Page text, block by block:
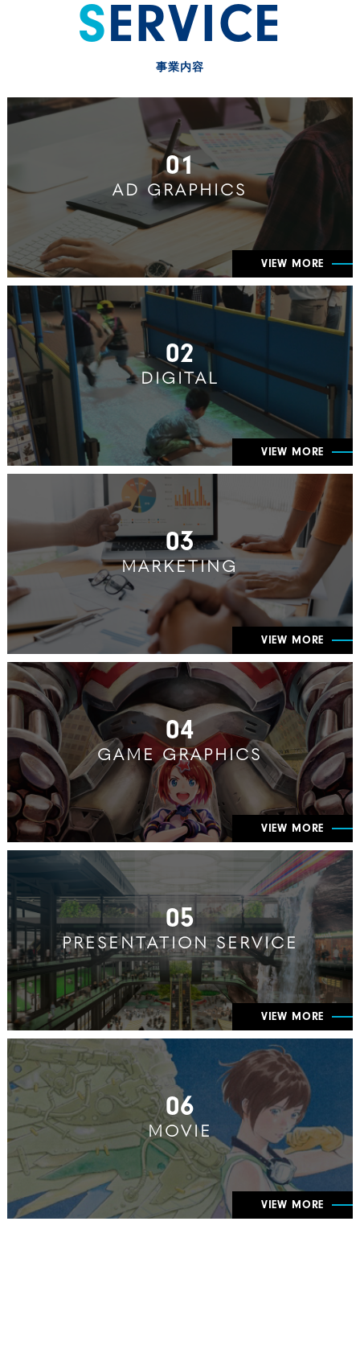
SERVICE
事業内容
01
AD GRAPHICS
VIEW MORE
02
DIGITAL
VIEW MORE
03
MARKETING
VIEW MORE
04
GAME GRAPHICS
VIEW MORE
05
PRESENTATION SERVICE
VIEW MORE
06
MOVIE
VIEW MORE